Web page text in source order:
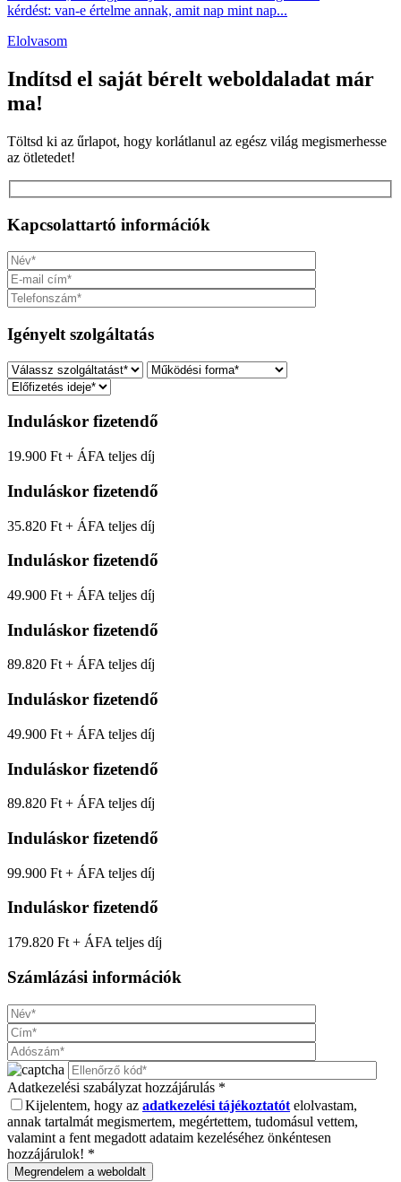
kérdést: van-e értelme annak, amit nap mint nap...
Elolvasom
Indítsd el saját bérelt weboldaladat már
ma!
Töltsd ki az űrlapot, hogy korlátlanul az egész világ megismerhesse
az ötletedet!
Kapcsolattartó információk
Igényelt szolgáltatás
Induláskor fizetendő
19.900 Ft + ÁFA teljes díj
Induláskor fizetendő
35.820 Ft + ÁFA teljes díj
Induláskor fizetendő
49.900 Ft + ÁFA teljes díj
Induláskor fizetendő
89.820 Ft + ÁFA teljes díj
Induláskor fizetendő
49.900 Ft + ÁFA teljes díj
Induláskor fizetendő
89.820 Ft + ÁFA teljes díj
Induláskor fizetendő
99.900 Ft + ÁFA teljes díj
Induláskor fizetendő
179.820 Ft + ÁFA teljes díj
Számlázási információk
Adatkezelési szabályzat hozzájárulás *
Kijelentem, hogy az adatkezelési tájékoztatót elolvastam,
annak tartalmát megismertem, megértettem, tudomásul vettem,
valamint a fent megadott adataim kezeléséhez önkéntesen
hozzájárulok! *